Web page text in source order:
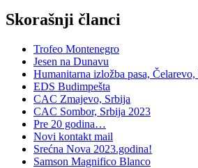
Skorašnji članci
Trofeo Montenegro
Jesen na Dunavu
Humanitarna izložba pasa, Čelarevo,
EDS Budimpešta
CAC Zmajevo, Srbija
CAC Sombor, Srbija 2023
Pre 20 godina…
Novi kontakt mail
Srećna Nova 2023.godina!
Samson Magnifico Blanco